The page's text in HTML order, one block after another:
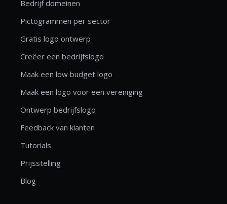
Bedrijf domeinen
Pictogrammen per sector
Gratis logo ontwerp
Creëer een bedrijfslogo
Maak een low budget logo
Maak een logo voor een vereniging
Ontwerp bedrijfslogo
Feedback van klanten
Tutorials
Prijsstelling
Blog